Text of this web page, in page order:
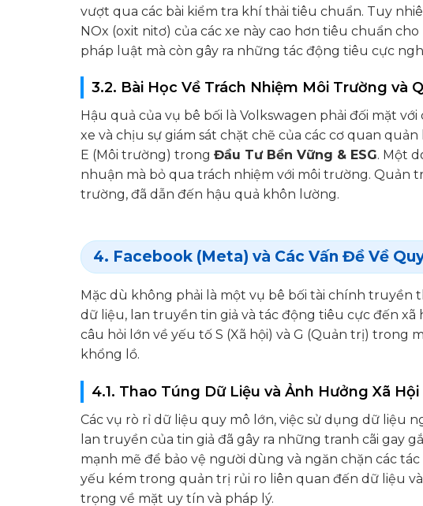
vượt qua các bài kiểm tra khí thải tiêu chuẩn. Tuy
NOx (oxit nitơ) của các xe này cao hơn tiêu chuẩn
pháp luật mà còn gây ra những tác động tiêu cực
3.2. Bài Học Về Trách Nhiệm Môi Trường và
Hậu quả của vụ bê bối là Volkswagen phải đối mặt
xe và chịu sự giám sát chặt chẽ của các cơ quan
E (Môi trường) trong Đầu Tư Bền Vững & ESG. Một
nhuận mà bỏ qua trách nhiệm với môi trường. Quản
trường, đã dẫn đến hậu quả khôn lường.
4. Facebook (Meta) và Các Vấn Đề Về
Mặc dù không phải là một vụ bê bối tài chính
dữ liệu, lan truyền tin giả và tác động tiêu cực đến xã
câu hỏi lớn về yếu tố S (Xã hội) và G (Quản trị) trong
khổng lồ.
4.1. Thao Túng Dữ Liệu và Ảnh Hưởng Xã Hội
Các vụ rò rỉ dữ liệu quy mô lớn, việc sử dụng dữ liệu
lan truyền của tin giả đã gây ra những tranh cãi gay
mạnh mẽ để bảo vệ người dùng và ngăn chặn các
yếu kém trong quản trị rủi ro liên quan đến dữ liệu
trọng về mặt uy tín và pháp lý.